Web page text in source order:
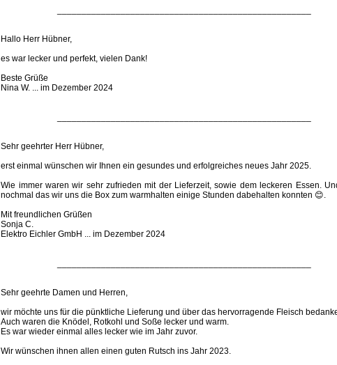
Hallo Herr Hübner,
es war lecker und perfekt, vielen Dank!
Beste Grüße
Nina W. ... im Dezember 2024
Sehr geehrter Herr Hübner,
erst einmal wünschen wir Ihnen ein gesundes und erfolgreiches neues Jahr 2025.
Wie immer waren wir sehr zufrieden mit der Lieferzeit, sowie dem leckeren Essen.
nochmal das wir uns die Box zum warmhalten einige Stunden dabehalten konnten 😊.
Mit freundlichen Grüßen
Sonja C.
Elektro Eichler GmbH ... im Dezember 2024
Sehr geehrte Damen und Herren,
wir möchte uns für die pünktliche Lieferung und über das hervorragende Fleisch
Auch waren die Knödel, Rotkohl und Soße lecker und warm.
Es war wieder einmal alles lecker wie im Jahr zuvor.
Wir wünschen ihnen allen einen guten Rutsch ins Jahr 2023.